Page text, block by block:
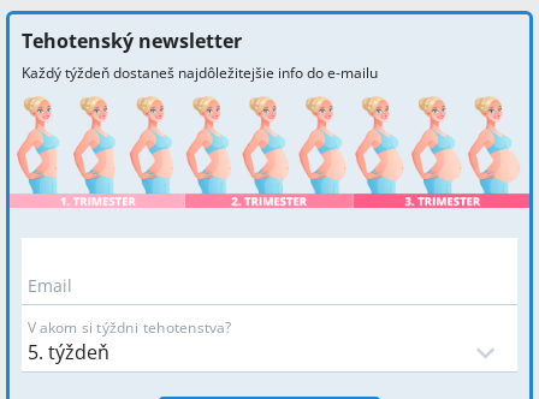
Tehotenský newsletter
Každý týždeň dostaneš najdôležitejšie info do e-mailu
Email
V akom si týždni tehotenstva?